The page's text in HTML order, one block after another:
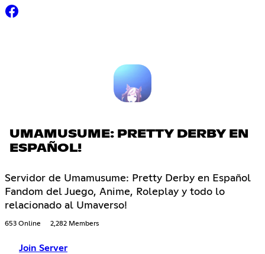
UMAMUSUME: PRETTY DERBY EN
ESPAÑOL!
Servidor de Umamusume: Pretty Derby en Español
Fandom del Juego, Anime, Roleplay y todo lo
relacionado al Umaverso!
653 Online 2,282 Members
Join Server